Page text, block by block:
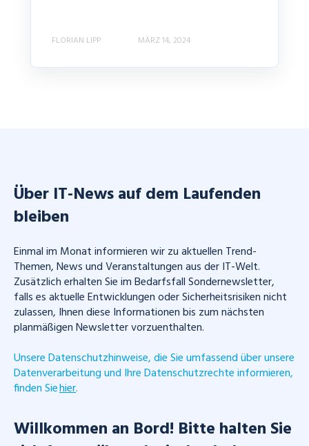
FLORIAN LIPP MÄRZ 14, 2024
Über IT-News auf dem Laufenden
bleiben
Einmal im Monat informieren wir zu aktuellen Trend-
Themen, News und Veranstaltungen aus der IT-Welt.
Zusätzlich erhalten Sie im Bedarfsfall Sondernewsletter,
falls es aktuelle Entwicklungen oder Sicherheitsrisiken nicht
zulassen, Ihnen diese Informationen bis zum nächsten
planmäßigen Newsletter vorzuenthalten.
Unsere Datenschutzhinweise, die Sie umfassend über unsere
Datenverarbeitung und Ihre Datenschutzrechte informieren,
finden Siehier.
Willkommen an Bord! Bitte halten Sie